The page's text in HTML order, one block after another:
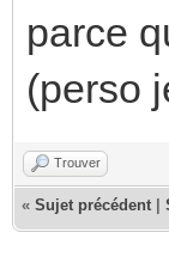
parce
(perso
Trouver
« Sujet précédent